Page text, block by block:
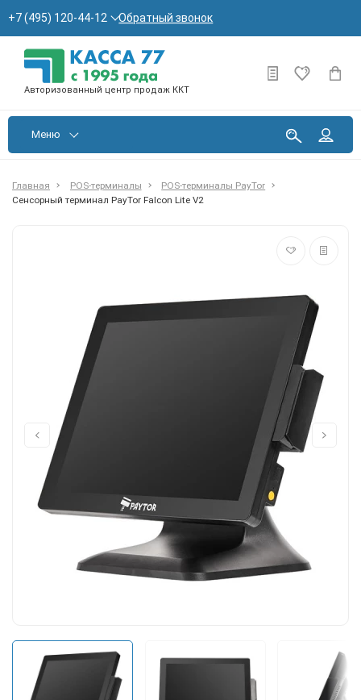
+7 (495) 120-44-12 Обратный звонок
Авторизованный центр продаж ККТ
Меню
Главная POS-терминалы
POS-терминалы PayTor
Сенсорный терминал PayTor Falcon Lite V2